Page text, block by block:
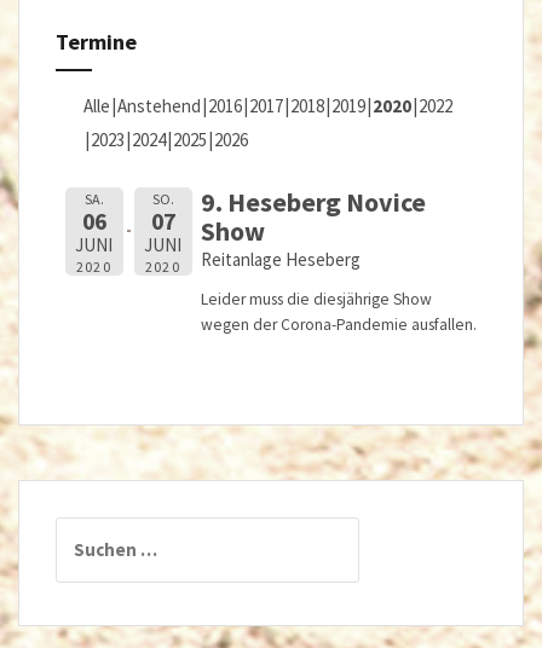
Termine
Alle Anstehend 2016 2017 2018 2019 2020 2022
2023 2024 2025 2026
SA.
06
JUNI
2020
SO.
07
JUNI
2020
9. Heseberg Novice
Show
Reitanlage Heseberg
Leider muss die diesjährige Show
wegen der Corona-Pandemie ausfallen.
nach: